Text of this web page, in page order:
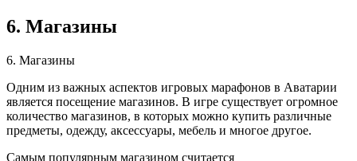
6. Магазины
6. Магазины
Одним из важных аспектов игровых марафонов в Аватарии
является посещение магазинов. В игре существует огромное
количество магазинов, в которых можно купить различные
предметы, одежду, аксессуары, мебель и многое другое.
Самым популярным магазином считается